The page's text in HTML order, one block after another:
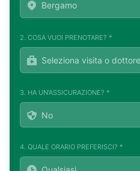
2. COSA VUOI PRENOTARE? *
3. HA UN'ASSICURAZIONE? *
4. QUALE ORARIO PREFERISCI? *